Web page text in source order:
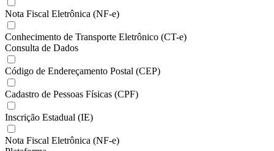
Nota Fiscal Eletrônica (NF-e)
Conhecimento de Transporte Eletrônico (CT-e)
Consulta de Dados
Código de Endereçamento Postal (CEP)
Cadastro de Pessoas Físicas (CPF)
Inscrição Estadual (IE)
Nota Fiscal Eletrônica (NF-e)